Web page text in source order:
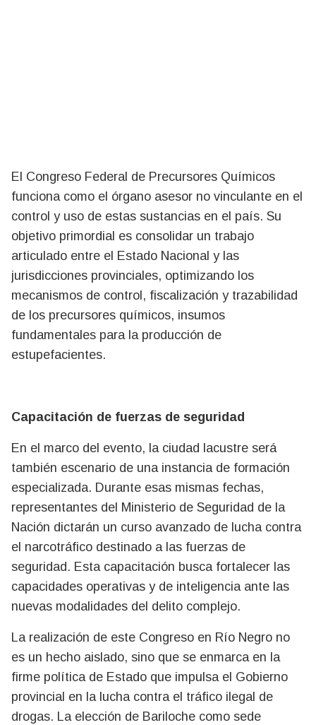
El Congreso Federal de Precursores Químicos
funciona como el órgano asesor no vinculante en el
control y uso de estas sustancias en el país. Su
objetivo primordial es consolidar un trabajo
articulado entre el Estado Nacional y las
jurisdicciones provinciales, optimizando los
mecanismos de control, fiscalización y trazabilidad
de los precursores químicos, insumos
fundamentales para la producción de
estupefacientes.
Capacitación de fuerzas de seguridad
En el marco del evento, la ciudad lacustre será
también escenario de una instancia de formación
especializada. Durante esas mismas fechas,
representantes del Ministerio de Seguridad de la
Nación dictarán un curso avanzado de lucha contra
el narcotráfico destinado a las fuerzas de
seguridad. Esta capacitación busca fortalecer las
capacidades operativas y de inteligencia ante las
nuevas modalidades del delito complejo.
La realización de este Congreso en Río Negro no
es un hecho aislado, sino que se enmarca en la
firme política de Estado que impulsa el Gobierno
provincial en la lucha contra el tráfico ilegal de
drogas. La elección de Bariloche como sede